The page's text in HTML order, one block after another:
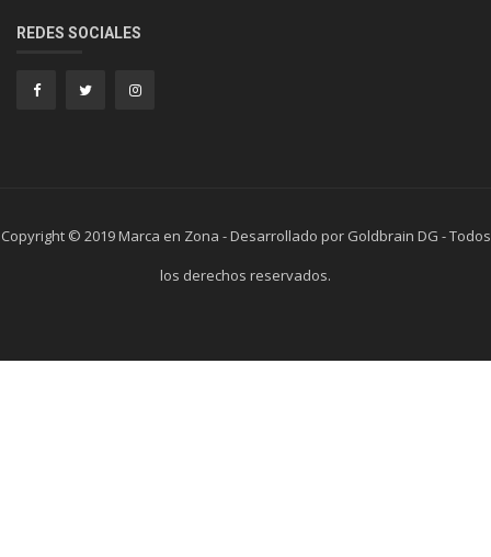
REDES SOCIALES
Copyright © 2019 Marca en Zona - Desarrollado por Goldbrain DG - Todos
los derechos reservados.